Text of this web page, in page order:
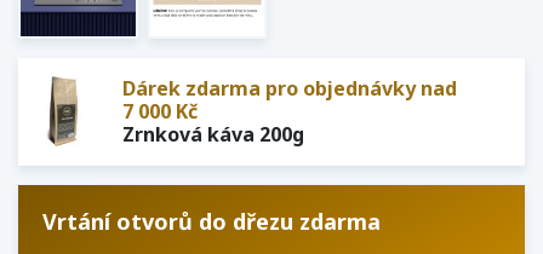
Dárek zdarma pro objednávky nad
7 000 Kč
Zrnková káva 200g
Vrtání otvorů do dřezu zdarma